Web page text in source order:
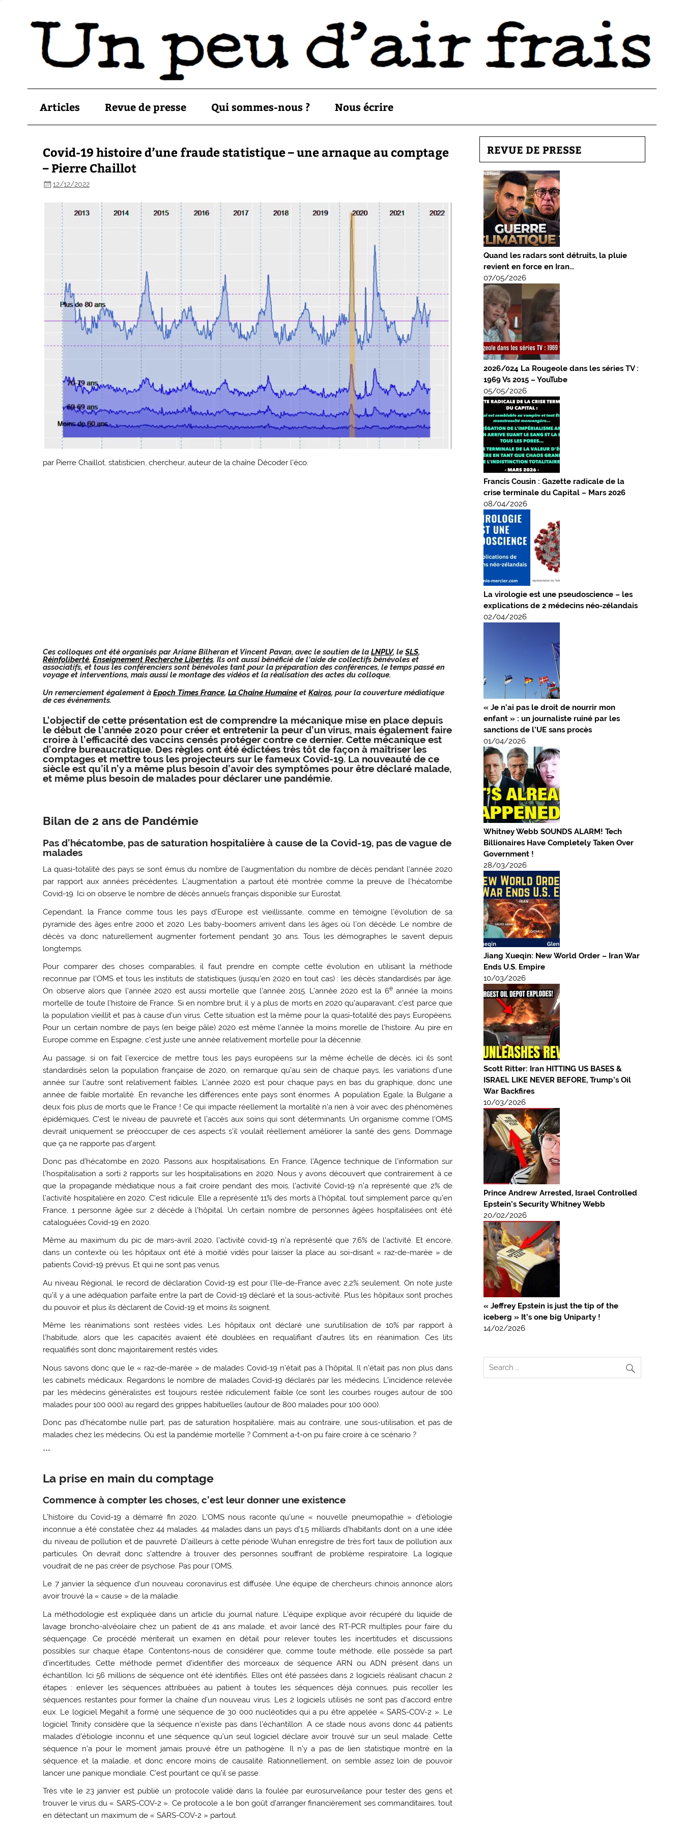
Articles Revue de presse Qui sommes-nous ? Nous écrire
Covid-19 histoire d’une fraude statistique – une arnaque au comptage
– Pierre Chaillot
12/12/2022
par Pierre Chaillot, statisticien, chercheur, auteur de la chaîne Décoder l’éco.
Ces colloques ont été organisés par Ariane Bilheran et Vincent Pavan, avec le soutien de laLNPLV, leSLS,
Réinfoliberté,Enseignement Recherche Libertés. Ils ont aussi bénéficié de l’aide de collectifs bénévoles et
associatifs, et tous les conférenciers sont bénévoles tant pour la préparation des conférences, le temps passé en
voyage et interventions, mais aussi le montage des vidéos et la réalisation des actes du colloque.
Un remerciement également àEpoch Times France,La Chaîne Humaine etKairos, pour la couverture médiatique
de ces événements.
L’objectif de cette présentation est de comprendre la mécanique mise en place depuis
le début de l’année 2020 pour créer et entretenir la peur d’un virus, mais également faire
croire à l’efficacité des vaccins censés protéger contre ce dernier. Cette mécanique est
d’ordre bureaucratique. Des règles ont été édictées très tôt de façon à maîtriser les
comptages et mettre tous les projecteurs sur le fameux Covid-19. La nouveauté de ce
siècle est qu’il n’y a même plus besoin d’avoir des symptômes pour être déclaré malade,
et même plus besoin de malades pour déclarer une pandémie.
Bilan de 2 ans de Pandémie
Pas d’hécatombe, pas de saturation hospitalière à cause de la Covid-19, pas de vague de
malades
La quasi-totalité des pays se sont émus du nombre de l’augmentation du nombre de décès pendant l’année 2020
par rapport aux années précédentes. L’augmentation a partout été montrée comme la preuve de l’hécatombe
Covid-19. Ici on observe le nombre de décès annuels français disponible sur Eurostat.
Cependant, la France comme tous les pays d’Europe est vieillissante, comme en témoigne l’évolution de sa
pyramide des âges entre 2000 et 2020. Les baby-boomers arrivent dans les âges où l’on décède. Le nombre de
décès va donc naturellement augmenter fortement pendant 30 ans. Tous les démographes le savent depuis
longtemps.
Pour comparer des choses comparables, il faut prendre en compte cette évolution en utilisant la méthode
reconnue par l’OMS et tous les instituts de statistiques (jusqu’en 2020 en tout cas) : les décès standardisés par âge.
On observe alors que l’année 2020 est aussi mortelle que l’année 2015. L’année 2020 est la 6eannée la moins
mortelle de toute l’histoire de France. Si en nombre brut, il y a plus de morts en 2020 qu’auparavant, c’est parce que
la population vieillit et pas à cause d’un virus. Cette situation est la même pour la quasi-totalité des pays Européens.
Pour un certain nombre de pays (en beige pâle) 2020 est même l’année la moins morelle de l’histoire. Au pire en
Europe comme en Espagne, c’est juste une année relativement mortelle pour la décennie.
Au passage, si on fait l’exercice de mettre tous les pays européens sur la même échelle de décès, ici ils sont
standardisés selon la population française de 2020, on remarque qu’au sein de chaque pays, les variations d’une
année sur l’autre sont relativement faibles. L’année 2020 est pour chaque pays en bas du graphique, donc une
année de faible mortalité. En revanche les différences ente pays sont énormes. A population Egale, la Bulgarie a
deux fois plus de morts que le France ! Ce qui impacte réellement la mortalité n’a rien à voir avec des phénomènes
épidémiques. C’est le niveau de pauvreté et l’accès aux soins qui sont déterminants. Un organisme comme l’OMS
devrait uniquement se préoccuper de ces aspects s’il voulait réellement améliorer la santé des gens. Dommage
que ça ne rapporte pas d’argent.
Donc pas d’hécatombe en 2020. Passons aux hospitalisations. En France, l’Agence technique de l’information sur
l’hospitalisation a sorti 2 rapports sur les hospitalisations en 2020. Nous y avons découvert que contrairement à ce
que la propagande médiatique nous a fait croire pendant des mois, l’activité Covid-19 n’a représenté que 2% de
l’activité hospitalière en 2020. C’est ridicule. Elle a représenté 11% des morts à l’hôpital, tout simplement parce qu’en
France, 1 personne âgée sur 2 décède à l’hôpital. Un certain nombre de personnes âgées hospitalisées ont été
cataloguées Covid-19 en 2020.
Même au maximum du pic de mars-avril 2020, l’activité covid-19 n’a représenté que 7,6% de l’activité. Et encore,
dans un contexte où les hôpitaux ont été à moitié vidés pour laisser la place au soi-disant « raz-de-marée » de
patients Covid-19 prévus. Et qui ne sont pas venus.
Au niveau Régional, le record de déclaration Covid-19 est pour l’Ile-de-France avec 2,2% seulement. On note juste
qu’il y a une adéquation parfaite entre la part de Covid-19 déclaré et la sous-activité. Plus les hôpitaux sont proches
du pouvoir et plus ils déclarent de Covid-19 et moins ils soignent.
Même les réanimations sont restées vides. Les hôpitaux ont déclaré une surutilisation de 10% par rapport à
l’habitude, alors que les capacités avaient été doublées en requalifiant d’autres lits en réanimation. Ces lits
requalifiés sont donc majoritairement restés vides.
Nous savons donc que le « raz-de-marée » de malades Covid-19 n’était pas à l’hôpital. Il n’était pas non plus dans
les cabinets médicaux. Regardons le nombre de malades Covid-19 déclarés par les médecins. L’incidence relevée
par les médecins généralistes est toujours restée ridiculement faible (ce sont les courbes rouges autour de 100
malades pour 100 000) au regard des grippes habituelles (autour de 800 malades pour 100 000).
Donc pas d’hécatombe nulle part, pas de saturation hospitalière, mais au contraire, une sous-utilisation, et pas de
malades chez les médecins. Où est la pandémie mortelle ? Comment a-t-on pu faire croire à ce scénario ?
***
La prise en main du comptage
Commence à compter les choses, c’est leur donner une existence
L’histoire du Covid-19 a démarré fin 2020. L’OMS nous raconte qu’une « nouvelle pneumopathie » d’étiologie
inconnue a été constatée chez 44 malades. 44 malades dans un pays d’1,5 milliards d’habitants dont on a une idée
du niveau de pollution et de pauvreté. D’ailleurs à cette période Wuhan enregistre de très fort taux de pollution aux
particules. On devrait donc s’attendre à trouver des personnes souffrant de problème respiratoire. La logique
voudrait de ne pas créer de psychose. Pas pour l’OMS.
Le 7 janvier la séquence d’un nouveau coronavirus est diffusée. Une équipe de chercheurs chinois annonce alors
avoir trouvé la « cause » de la maladie.
La méthodologie est expliquée dans un article du journal nature. L’équipe explique avoir récupéré du liquide de
lavage broncho-alvéolaire chez un patient de 41 ans malade, et avoir lancé des RT-PCR multiples pour faire du
séquençage. Ce procédé mériterait un examen en détail pour relever toutes les incertitudes et discussions
possibles sur chaque étape. Contentons-nous de considérer que, comme toute méthode, elle possède sa part
d’incertitudes. Cette méthode permet d’identifier des morceaux de séquence ARN ou ADN présent dans un
échantillon. Ici 56 millions de séquence ont été identifiés. Elles ont été passées dans 2 logiciels réalisant chacun 2
étapes : enlever les séquences attribuées au patient à toutes les séquences déjà connues, puis recoller les
séquences restantes pour former la chaîne d’un nouveau virus. Les 2 logiciels utilisés ne sont pas d’accord entre
eux. Le logiciel Megahit a formé une séquence de 30 000 nucléotides qui a pu être appelée « SARS-COV-2 ». Le
logiciel Trinity considère que la séquence n’existe pas dans l’échantillon. A ce stade nous avons donc 44 patients
malades d’étiologie inconnu et une séquence qu’un seul logiciel déclare avoir trouvé sur un seul malade. Cette
séquence n’a pour le moment jamais prouvé être un pathogène. Il n’y a pas de lien statistique montré en la
séquence et la maladie, et donc encore moins de causalité. Rationnellement, on semble assez loin de pouvoir
lancer une panique mondiale. C’est pourtant ce qu’il se passe.
Très vite le 23 janvier est publié un protocole validé dans la foulée par eurosurveilance pour tester des gens et
trouver le virus du « SARS-COV-2 ». Ce protocole a le bon goût d’arranger financièrement ses commanditaires, tout
en détectant un maximum de « SARS-COV-2 » partout.
REVUE DE PRESSE
Quand les radars sont détruits, la pluie
revient en force en Iran…
07/05/2026
2026/024 La Rougeole dans les séries TV :
1969 Vs 2015 – YouTube
05/05/2026
Francis Cousin : Gazette radicale de la
crise terminale du Capital – Mars 2026
08/04/2026
La virologie est une pseudoscience – les
explications de 2 médecins néo-zélandais
02/04/2026
« Je n’ai pas le droit de nourrir mon
enfant » : un journaliste ruiné par les
sanctions de l’UE sans procès
01/04/2026
Whitney Webb SOUNDS ALARM! Tech
Billionaires Have Completely Taken Over
Government !
28/03/2026
Jiang Xueqin: New World Order – Iran War
Ends U.S. Empire
10/03/2026
Scott Ritter: Iran HITTING US BASES &
ISRAEL LIKE NEVER BEFORE, Trump’s Oil
War Backfires
10/03/2026
Prince Andrew Arrested, Israel Controlled
Epstein’s Security Whitney Webb
20/02/2026
« Jeffrey Epstein is just the tip of the
iceberg » It’s one big Uniparty !
14/02/2026